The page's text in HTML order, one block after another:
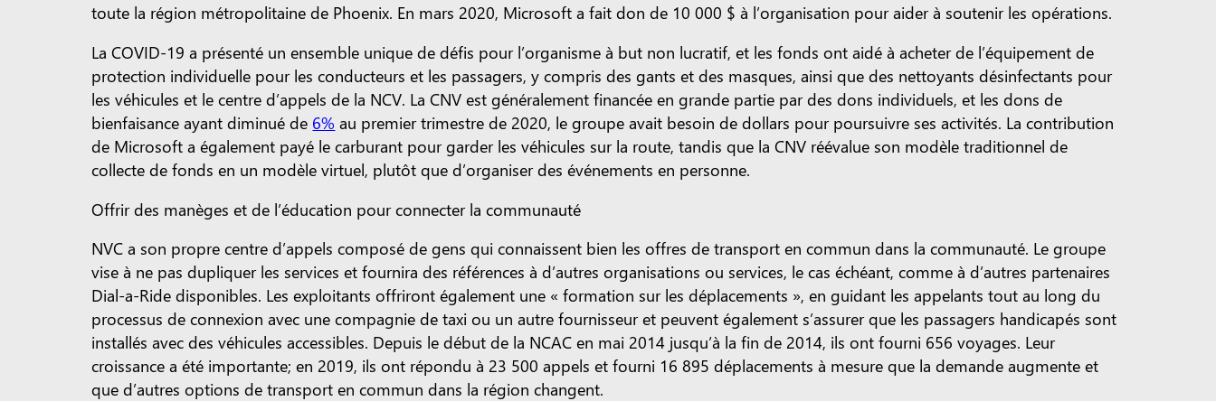
toute la région métropolitaine de Phoenix. En mars 2020, Microsoft a fait don de 10 000 $ à l’organisation pour aider à soutenir les opérations.
La COVID-19 a présenté un ensemble unique de défis pour l’organisme à but non lucratif, et les fonds ont aidé à acheter de l’équipement de
protection individuelle pour les conducteurs et les passagers, y compris des gants et des masques, ainsi que des nettoyants désinfectants pour
les véhicules et le centre d’appels de la NCV. La CNV est généralement financée en grande partie par des dons individuels, et les dons de
bienfaisance ayant diminué de 6% au premier trimestre de 2020, le groupe avait besoin de dollars pour poursuivre ses activités. La contribution
de Microsoft a également payé le carburant pour garder les véhicules sur la route, tandis que la CNV réévalue son modèle traditionnel de
collecte de fonds en un modèle virtuel, plutôt que d’organiser des événements en personne.
Offrir des manèges et de l’éducation pour connecter la communauté
NVC a son propre centre d’appels composé de gens qui connaissent bien les offres de transport en commun dans la communauté. Le groupe
vise à ne pas dupliquer les services et fournira des références à d’autres organisations ou services, le cas échéant, comme à d’autres partenaires
Dial-a-Ride disponibles. Les exploitants offriront également une « formation sur les déplacements », en guidant les appelants tout au long du
processus de connexion avec une compagnie de taxi ou un autre fournisseur et peuvent également s’assurer que les passagers handicapés sont
installés avec des véhicules accessibles. Depuis le début de la NCAC en mai 2014 jusqu’à la fin de 2014, ils ont fourni 656 voyages. Leur
croissance a été importante; en 2019, ils ont répondu à 23 500 appels et fourni 16 895 déplacements à mesure que la demande augmente et
que d’autres options de transport en commun dans la région changent.